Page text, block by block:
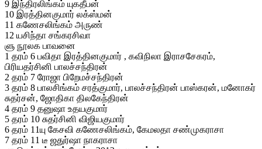
9 இந்திரலிங்கம் யுகதீபன்
10 இரத்தினகுமார் லக்ஸ்மன்
11 கணேசலிங்கம் அருண்
12 யசிந்தா சங்கரசிவா
ளு நூலக பாவனை
1 தரம் 6 பவிதா இரத்தினகுமார் , கவிநிலா இராசசேகரம்,
பிரியதர்சினி பாலச்சந்திரன்
2 தரம் 7 ரோஜா பிறேமச்சந்திரன்
3 தரம் 8 பாலசிங்கம் சரத்குமார், பாலச்சந்திரன் பாஸ்கரன், மனோகர்
சுதர்சன், ஜோதிகா திலகேந்திரன்
4 தரம் 9 தனுஷா உதயகுமார்
5 தரம் 10 சுதர்சினி விஜியகுமார்
6 தரம் 11யு கேசவி கணேசலிங்கம், கேமலதா சண்முகராசா
7 தரம் 11 டீ ஜதுர்ஷா நாகராசா